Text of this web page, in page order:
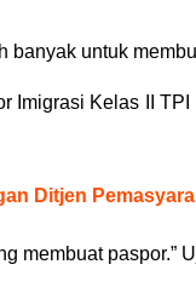
untuk
Imigrasi Kelas II
Ditjen
membuat paspor.”